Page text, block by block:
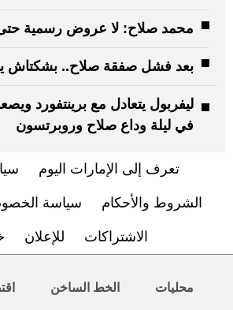
محمد صلاح: لا عروض رسمية حتى
بعد فشل صفقة صلاح.. بشكتاش
ليفربول يتعادل مع برينتفورد
في ليلة وداع صلاح وروبرتسون
تعرف إلى الإمارات اليوم
الشروط والأحكام سياسة
الاشتراكات للإعلان
محليات الخط الساخن